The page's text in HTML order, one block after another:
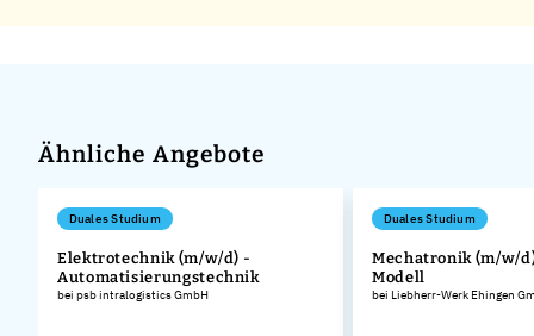
Ähnliche Angebote
Duales Studium
Elektrotechnik (m/w/d) -
Automatisierungstechnik
bei psb intralogistics GmbH
Duales Studium
Mechatronik (m/w/
Modell
bei Liebherr-Werk Ehingen